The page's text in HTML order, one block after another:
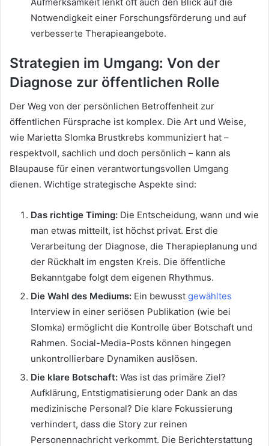
Notwendigkeit einer Forschungsförderung und auf
verbesserte Therapieangebote.
Strategien im Umgang: Von der
Diagnose zur öffentlichen Rolle
Der Weg von der persönlichen Betroffenheit zur
öffentlichen Fürsprache ist komplex. Die Art und Weise,
wie Marietta Slomka Brustkrebs kommuniziert hat –
respektvoll, sachlich und doch persönlich – kann als
Blaupause für einen verantwortungsvollen Umgang
dienen. Wichtige strategische Aspekte sind:
Das richtige Timing: Die Entscheidung, wann und wie
man etwas mitteilt, ist höchst privat. Erst die
Verarbeitung der Diagnose, die Therapieplanung und
der Rückhalt im engsten Kreis. Die öffentliche
Bekanntgabe folgt dem eigenen Rhythmus.
Die Wahl des Mediums: Ein bewusst gewähltes
Interview in einer seriösen Publikation (wie bei
Slomka) ermöglicht die Kontrolle über Botschaft und
Rahmen. Social-Media-Posts können hingegen
unkontrollierbare Dynamiken auslösen.
Die klare Botschaft: Was ist das primäre Ziel?
Aufklärung, Entstigmatisierung oder Dank an das
medizinische Personal? Die klare Fokussierung
verhindert, dass die Story zur reinen
Personennachricht verkommt. Die Berichterstattung